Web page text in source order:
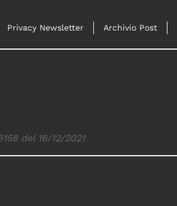
Privacy Newsletter Archivio Post
del 16/12/2021